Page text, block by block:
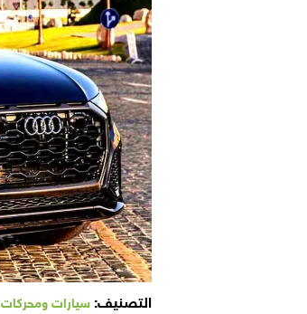
التصنيف: سيارات ومحركات